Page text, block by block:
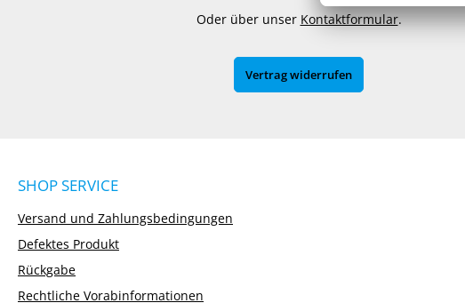
Oder über unser Kontaktformular.
Vertrag widerrufen
SHOP SERVICE
Versand und Zahlungsbedingungen
Defektes Produkt
Rückgabe
Rechtliche Vorabinformationen